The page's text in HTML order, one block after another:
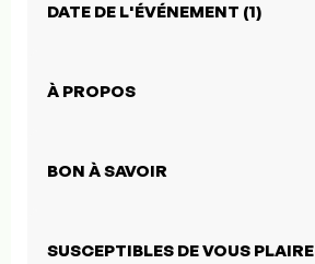
DATE DE L'ÉVÉNEMENT (1)
À PROPOS
BON À SAVOIR
SUSCEPTIBLES DE VOUS PLAIRE